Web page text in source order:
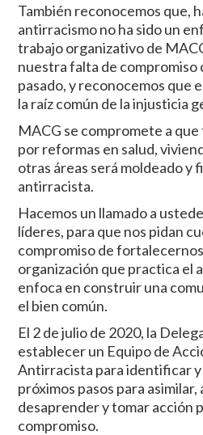
También reconocemos que,
antirracismo no ha sido un
trabajo organizativo de
nuestra falta de compromiso
pasado, y reconocemos que
la raíz común de la injusticia
MACG se compromete a
por reformas en salud,
otras áreas será moldeado y
antirracista.
Hacemos un llamado a
líderes, para que nos pidan
compromiso de
organización que practica el
enfoca en construir una
el bien común.
El 2 de julio de 2020, la
establecer un Equipo de
Antirracista para identificar
próximos pasos para asimilar,
desaprender y tomar acción
compromiso.